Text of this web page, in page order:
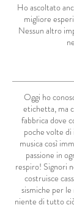
Ho ascoltato
migliore
Nessun altro
Oggi ho
etichetta, ma
fabbrica dove
poche volte di
musica così
passione in
respiro! Signori
costruisce
sismiche per
niente di tutto